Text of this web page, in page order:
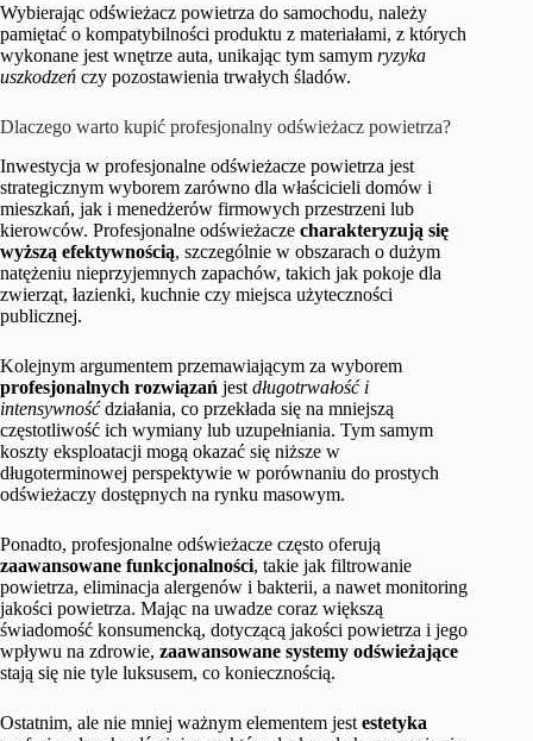
Wybierając odświeżacz powietrza do samochodu, należy
pamiętać o kompatybilności produktu z materiałami, z których
wykonane jest wnętrze auta, unikając tym samym ryzyka
uszkodzeń czy pozostawienia trwałych śladów.
Dlaczego warto kupić profesjonalny odświeżacz powietrza?
Inwestycja w profesjonalne odświeżacze powietrza jest
strategicznym wyborem zarówno dla właścicieli domów i
mieszkań, jak i menedżerów firmowych przestrzeni lub
kierowców. Profesjonalne odświeżacze charakteryzują się
wyższą efektywnością, szczególnie w obszarach o dużym
natężeniu nieprzyjemnych zapachów, takich jak pokoje dla
zwierząt, łazienki, kuchnie czy miejsca użyteczności
publicznej.
Kolejnym argumentem przemawiającym za wyborem
profesjonalnych rozwiązań jest długotrwałość i
intensywnośćdziałania, co przekłada się na mniejszą
częstotliwość ich wymiany lub uzupełniania. Tym samym
koszty eksploatacji mogą okazać się niższe w
długoterminowej perspektywie w porównaniu do prostych
odświeżaczy dostępnych na rynku masowym.
Ponadto, profesjonalne odświeżacze często oferują
zaawansowane funkcjonalności, takie jak filtrowanie
powietrza, eliminacja alergenów i bakterii, a nawet monitoring
jakości powietrza. Mając na uwadze coraz większą
świadomość konsumencką, dotyczącą jakości powietrza i jego
wpływu na zdrowie, zaawansowane systemy odświeżające
stają się nie tyle luksusem, co koniecznością.
Ostatnim, ale nie mniej ważnym elementem jest estetyka